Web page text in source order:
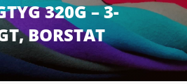
320G – 3-
BORSTAT